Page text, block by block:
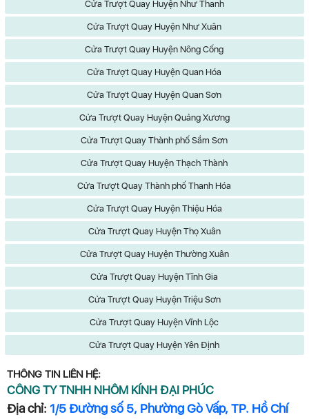
Cửa Trượt Quay Huyện Như Thanh
Cửa Trượt Quay Huyện Như Xuân
Cửa Trượt Quay Huyện Nông Cống
Cửa Trượt Quay Huyện Quan Hóa
Cửa Trượt Quay Huyện Quan Sơn
Cửa Trượt Quay Huyện Quảng Xương
Cửa Trượt Quay Thành phố Sầm Sơn
Cửa Trượt Quay Huyện Thạch Thành
Cửa Trượt Quay Thành phố Thanh Hóa
Cửa Trượt Quay Huyện Thiệu Hóa
Cửa Trượt Quay Huyện Thọ Xuân
Cửa Trượt Quay Huyện Thường Xuân
Cửa Trượt Quay Huyện Tĩnh Gia
Cửa Trượt Quay Huyện Triệu Sơn
Cửa Trượt Quay Huyện Vĩnh Lộc
Cửa Trượt Quay Huyện Yên Định
THÔNG TIN LIÊN HỆ:
CÔNG TY TNHH NHÔM KÍNH ĐẠI PHÚC
Địa chỉ: 1/5 Đường số 5, Phường Gò Vấp, TP. Hồ Chí